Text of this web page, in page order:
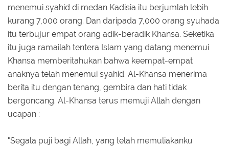
menemui syahid di medan Kadisia itu berjumlah lebih
kurang 7,000 orang. Dan daripada 7,000 orang syuhada
itu terbujur empat orang adik-beradik Khansa. Seketika
itu juga ramailah tentera Islam yang datang menemui
Khansa memberitahukan bahwa keempat-empat
anaknya telah menemui syahid. Al-Khansa menerima
berita itu dengan tenang, gembira dan hati tidak
bergoncang. Al-Khansa terus memuji Allah dengan
ucapan :
"Segala puji bagi Allah, yang telah memuliakanku